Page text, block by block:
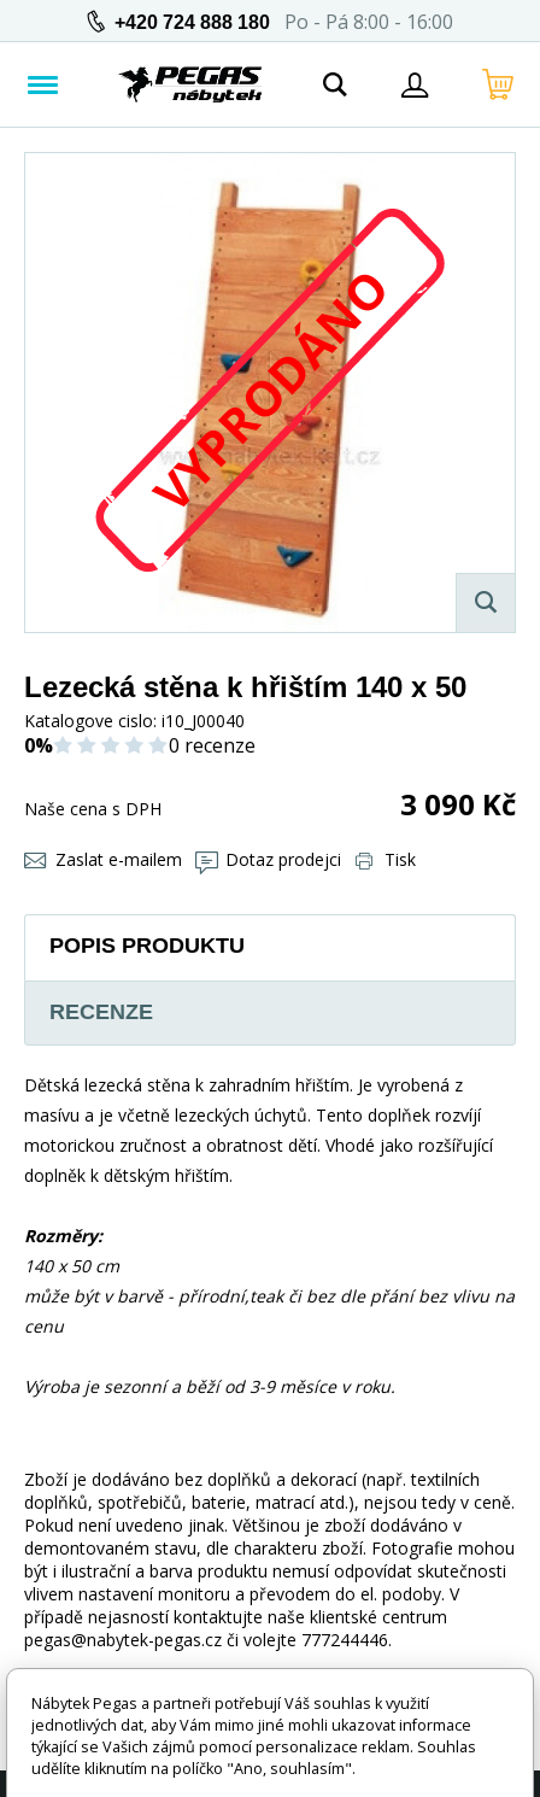
+420 724 888 180 Po - Pá 8:00 - 16:00
VYPRODÁNO
Lezecká stěna k hřištím 140 x 50
Katalogove cislo: i10_J00040
0% 0 recenze
Naše cena s DPH 3 090 Kč
Zaslat e-mailem Dotaz prodejci Tisk
POPIS PRODUKTU
RECENZE
Dětská lezecká stěna k zahradním hřištím. Je vyrobená z
masívu a je včetně lezeckých úchytů. Tento doplňek rozvíjí
motorickou zručnost a obratnost dětí. Vhodé jako rozšířující
doplněk k dětským hřištím.
Rozměry:
140 x 50 cm
může být v barvě - přírodní,teak či bez dle přání bez vlivu na
cenu
Výroba je sezonní a běží od 3-9 měsíce v roku.
Zboží je dodáváno bez doplňků a dekorací (např. textilních
doplňků, spotřebičů, baterie, matrací atd.), nejsou tedy v ceně.
Pokud není uvedeno jinak. Většinou je zboží dodáváno v
demontovaném stavu, dle charakteru zboží. Fotografie mohou
být i ilustrační a barva produktu nemusí odpovídat skutečnosti
vlivem nastavení monitoru a převodem do el. podoby. V
případě nejasností kontaktujte naše klientské centrum
pegas@nabytek-pegas.cz či volejte 777244446.
Nábytek Pegas a partneři potřebují Váš souhlas k využití
jednotlivých dat, aby Vám mimo jiné mohli ukazovat informace
týkající se Vašich zájmů pomocí personalizace reklam. Souhlas
udělíte kliknutím na políčko "Ano, souhlasím".